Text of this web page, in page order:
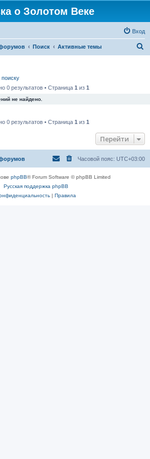
о Золотом Веке
Вход
Поиск Активные темы
0 результатов • Страница 1 из 1
не найдено.
0 результатов • Страница 1 из 1
Перейти
Часовой пояс: UTC+03:00
phpBB® Forum Software © phpBB Limited
Русская поддержка phpBB
| Правила